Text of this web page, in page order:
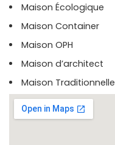
Maison Écologique
Maison Container
Maison OPH
Maison d’architect
Maison Traditionnelle